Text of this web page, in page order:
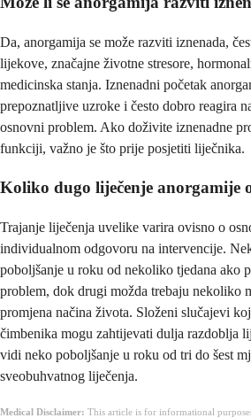
Da, anorgamija se može razviti iznenada,
lijekove, značajne životne stresore,
medicinska stanja. Iznenadni početak
prepoznatljive uzroke i često dobro reagira
osnovni problem. Ako doživite iznenadne
funkciji, važno je što prije posjetiti liječnika.
Koliko dugo liječenje anorgamije
Trajanje liječenja uvelike varira ovisno o
individualnom odgovoru na intervencije.
poboljšanje u roku od nekoliko tjedana ako
problem, dok drugi možda trebaju nekoliko
promjena načina života. Složeni slučajevi
čimbenika mogu zahtijevati dulja razdoblja
vidi neko poboljšanje u roku od tri do šest
sveobuhvatnog liječenja.
Medical Disclaimer: This article is for informational